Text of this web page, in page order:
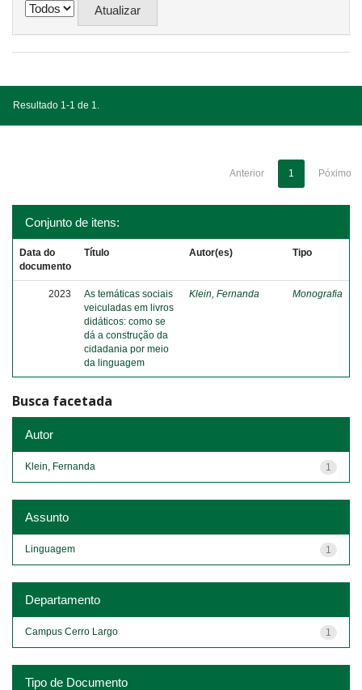
Resultado 1-1 de 1.
Anterior 1 Póximo
Conjunto de itens:
Data do
documento
Título Autor(es) Tipo
2023
As temáticas sociais
veiculadas em livros
didáticos: como se
dá a construção da
cidadania por meio
da linguagem
Klein, Fernanda Monografia
Busca facetada
Autor
1
Klein, Fernanda
Assunto
1
Linguagem
Departamento
1
Campus Cerro Largo
Tipo de Documento